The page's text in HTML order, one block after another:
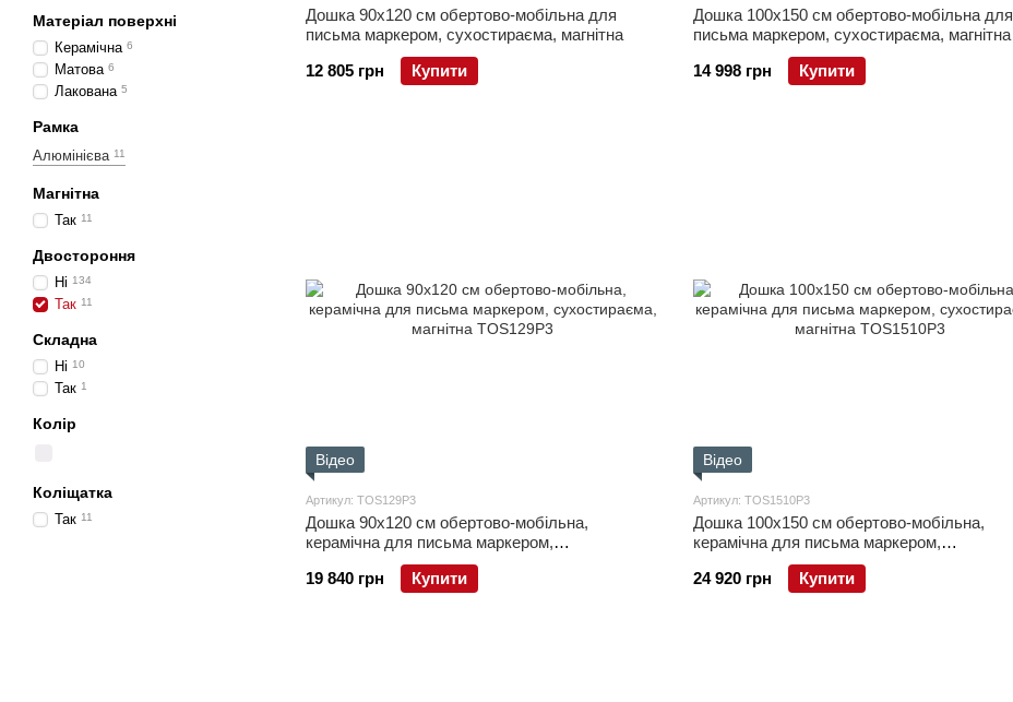
Дошка 90x120 см обертово-мобільна для
письма маркером, сухостираєма, магнітна
12 805 грн
Купити
Дошка 100x150 см обертово-мобільна для
письма маркером, сухостираєма, магнітна
14 998 грн
Купити
Відео
Артикул: TOS129P3
Дошка 90x120 см обертово-мобільна,
керамічна для письма маркером,
сухостираєма, магнітна
19 840 грн
Купити
Відео
Артикул: TOS1510P3
Дошка 100x150 см обертово-мобільна,
керамічна для письма маркером,
сухостираєма, магнітна
24 920 грн
Купити
Матеріал поверхні
Керамічна 6
Матова 6
Лакована 5
Рамка
Алюмінієва 11
Магнітна
Так 11
Двостороння
Ні 134
Так 11
Складна
Ні 10
Так 1
Колір
Коліщатка
Так 11